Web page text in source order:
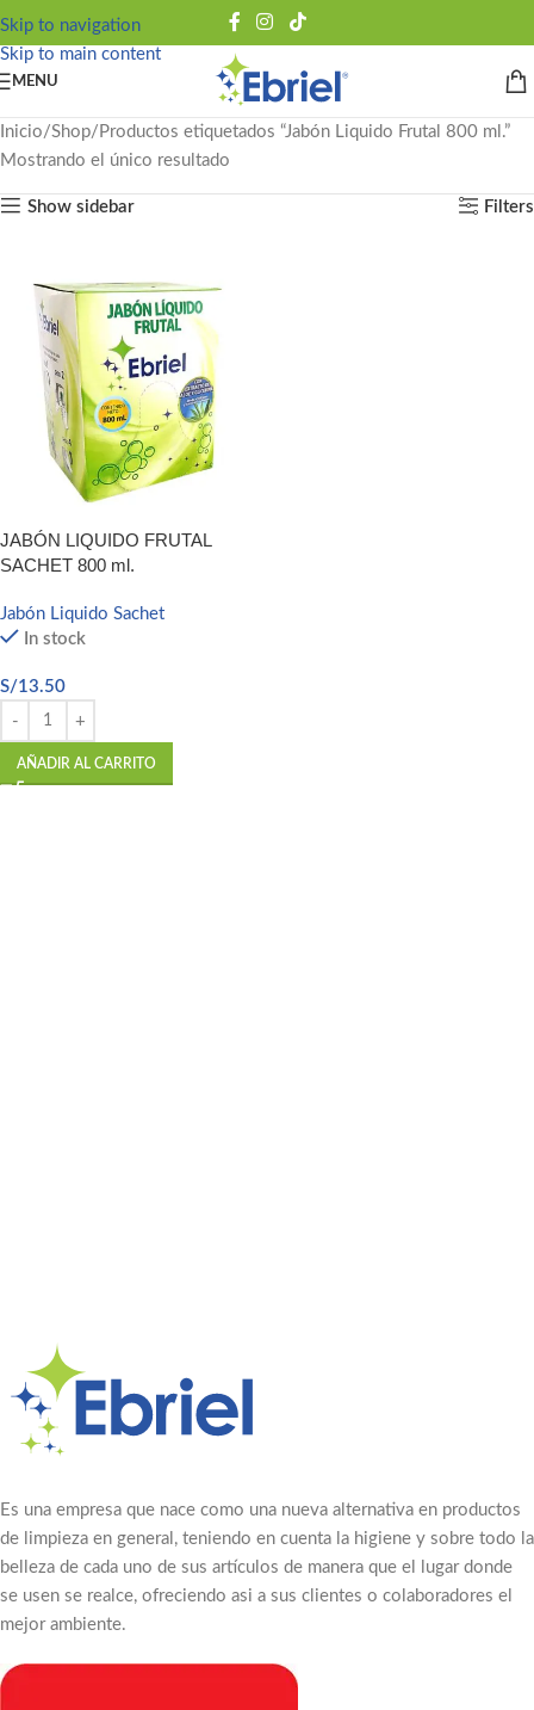
Skip to navigation
Skip to main content
MENU
Inicio Shop Productos etiquetados “Jabón Liquido Frutal 800 ml.”
Mostrando el único resultado
Show sidebar Filters
JABÓN LIQUIDO FRUTAL
SACHET 800 ml.
Jabón Liquido Sachet
In stock
S/13.50
AÑADIR AL CARRITO
Es una empresa que nace como una nueva alternativa en productos
de limpieza en general, teniendo en cuenta la higiene y sobre todo la
belleza de cada uno de sus artículos de manera que el lugar donde
se usen se realce, ofreciendo asi a sus clientes o colaboradores el
mejor ambiente.